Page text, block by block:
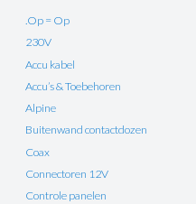
.Op = Op
230V
Accu kabel
Accu’s & Toebehoren
Alpine
Buitenwand contactdozen
Coax
Connectoren 12V
Controle panelen